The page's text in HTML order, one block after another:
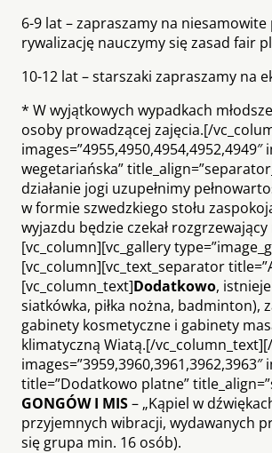
6-9 lat – zapraszamy na
rywalizację nauczymy się zasad fair
10-12 lat – starszaki zapraszamy na
* W wyjątkowych wypadkach
osoby prowadzącej zajęcia.[/
wegetariańska”
działanie jogi uzupełnimy
w formie szwedzkiego stołu
wyjazdu będzie czekał
[vc_column][vc_gallery
[vc_column][vc_text_separator
[vc_column_text]Dodatkowo,
siatkówka, piłka nożna, badminton),
gabinety kosmetyczne i gabinety
klimatyczną Wiatą.[/
title=”Dodatkowo platne”
GONGÓW I MIS– „Kąpiel w
przyjemnych wibracji, wydawanych
się grupa min. 16 osób).